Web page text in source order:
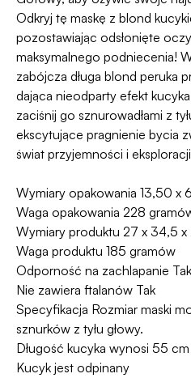
pieniądze 🧡
programu Wygodne
Odkryj tę maskę z blond
pozostawiając odsłonięte
maksymalnego podniecenia!
zabójcza długa blond peruka
dająca nieodparty efekt
zaciśnij go sznurowadłami z
ekscytujące pragnienie bycia
świat przyjemności i
Wymiary opakowania 13,50 x
Waga opakowania 228
Wymiary produktu 27 x 34,5 x
Waga produktu 185 gramów
Odporność na zachlapanie Tak
Nie zawiera ftalanów Tak
Specyfikacja Rozmiar maski
sznurków z tyłu głowy.
Długość kucyka wynosi 55 cm
Kucyk jest odpinany